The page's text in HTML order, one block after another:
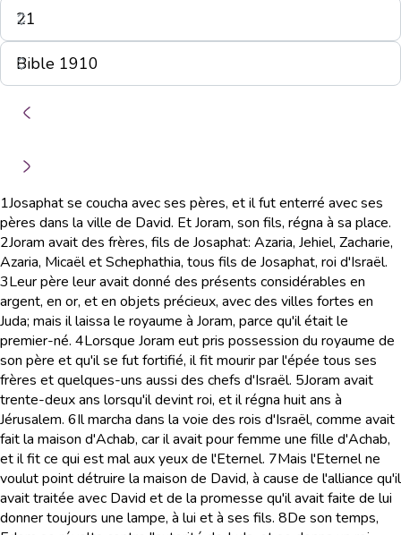
1Josaphat se coucha avec ses pères, et il fut enterré avec ses
pères dans la ville de David. Et Joram, son fils, régna à sa place.
2Joram avait des frères, fils de Josaphat: Azaria, Jehiel, Zacharie,
Azaria, Micaël et Schephathia, tous fils de Josaphat, roi d'Israël.
3Leur père leur avait donné des présents considérables en
argent, en or, et en objets précieux, avec des villes fortes en
Juda; mais il laissa le royaume à Joram, parce qu'il était le
premier-né. 4Lorsque Joram eut pris possession du royaume de
son père et qu'il se fut fortifié, il fit mourir par l'épée tous ses
frères et quelques-uns aussi des chefs d'Israël. 5Joram avait
trente-deux ans lorsqu'il devint roi, et il régna huit ans à
Jérusalem. 6Il marcha dans la voie des rois d'Israël, comme avait
fait la maison d'Achab, car il avait pour femme une fille d'Achab,
et il fit ce qui est mal aux yeux de l'Eternel. 7Mais l'Eternel ne
voulut point détruire la maison de David, à cause de l'alliance qu'il
avait traitée avec David et de la promesse qu'il avait faite de lui
donner toujours une lampe, à lui et à ses fils. 8De son temps,